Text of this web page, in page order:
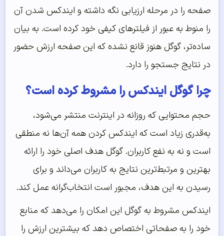
صفحه را در مرحله ارزیابی نگه داشته و ایندکس شدن آن
را منوط به عبور از فیلترهای کیفی خود کرده است. به بیان
ساده‌تر، گوگل هنوز قانع نشده که این صفحه ارزش حضور
در نتایج جستجو را دارد.
چرا گوگل ایندکس را مشروط کرده است؟
حجم محتوایی که روزانه در اینترنت منتشر می‌شود،
به‌قدری زیاد است که ایندکس کردن همه آن‌ها نه منطقی
است و نه به نفع کاربران. گوگل هدف اصلی خود را ارائه
بهترین و مرتبط‌ترین نتایج به کاربران می‌داند و برای
رسیدن به این هدف، مجبور است انتخاب‌گرانه عمل کند.
ایندکس مشروط به گوگل این امکان را می‌دهد که منابع
خود را به صفحاتی اختصاص دهد که بیشترین ارزش را